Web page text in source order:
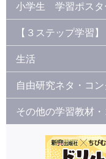
小学生 学習ポスタ
【３ステップ学習】
生活
自由研究ネタ・コ
その他の学習教材